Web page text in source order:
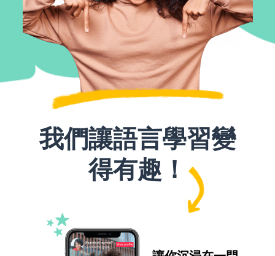
我們讓語言學習變
得有趣！